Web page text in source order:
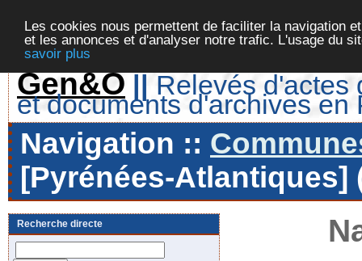
Les cookies nous permettent de faciliter la navigation
et les annonces et d'analyser notre trafic. L'usage du
savoir plus
Gen&O || Relevés d'actes
et documents d'archives en
Navigation ::
[Pyrénées-Atlantiques]
Recherche directe